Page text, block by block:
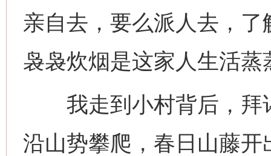
亲自去，要么派人去，
袅袅炊烟是这家人生活
我走到小村背后，拜
沿山势攀爬，春日山藤